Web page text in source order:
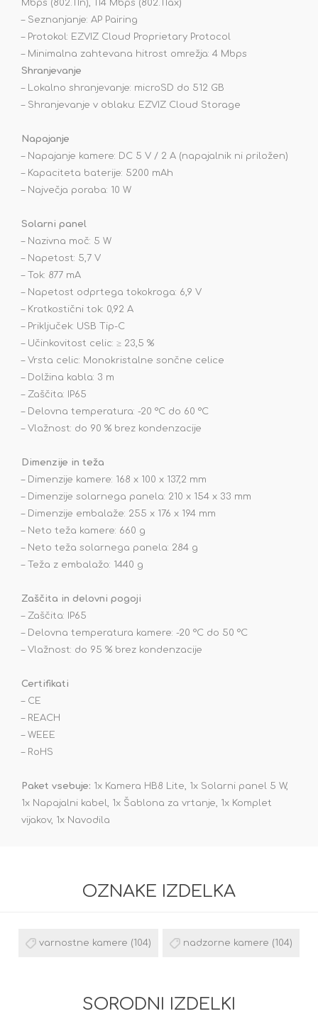
Mbps (802.11n), 114 Mbps (802.11ax)
– Seznanjanje: AP Pairing
– Protokol: EZVIZ Cloud Proprietary Protocol
– Minimalna zahtevana hitrost omrežja: 4 Mbps
Shranjevanje
– Lokalno shranjevanje: microSD do 512 GB
– Shranjevanje v oblaku: EZVIZ Cloud Storage
Napajanje
– Napajanje kamere: DC 5 V / 2 A (napajalnik ni priložen)
– Kapaciteta baterije: 5200 mAh
– Največja poraba: 10 W
Solarni panel
– Nazivna moč: 5 W
– Napetost: 5,7 V
– Tok: 877 mA
– Napetost odprtega tokokroga: 6,9 V
– Kratkostični tok: 0,92 A
– Priključek: USB Tip-C
– Učinkovitost celic: ≥ 23,5 %
– Vrsta celic: Monokristalne sončne celice
– Dolžina kabla: 3 m
– Zaščita: IP65
– Delovna temperatura: -20 °C do 60 °C
– Vlažnost: do 90 % brez kondenzacije
Dimenzije in teža
– Dimenzije kamere: 168 x 100 x 137,2 mm
– Dimenzije solarnega panela: 210 x 154 x 33 mm
– Dimenzije embalaže: 255 x 176 x 194 mm
– Neto teža kamere: 660 g
– Neto teža solarnega panela: 284 g
– Teža z embalažo: 1440 g
Zaščita in delovni pogoji
– Zaščita: IP65
– Delovna temperatura kamere: -20 °C do 50 °C
– Vlažnost: do 95 % brez kondenzacije
Certifikati
– CE
– REACH
– WEEE
– RoHS
Paket vsebuje: 1x Kamera HB8 Lite, 1x Solarni panel 5 W,
1x Napajalni kabel, 1x Šablona za vrtanje, 1x Komplet
vijakov, 1x Navodila
OZNAKE IZDELKA
varnostne kamere (104) nadzorne kamere (104)
SORODNI IZDELKI